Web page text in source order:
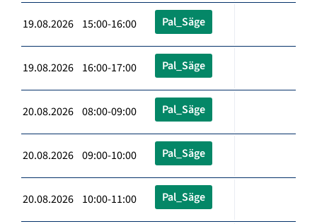
19.08.2026 15:00-16:00 Pal_Säge
19.08.2026 16:00-17:00 Pal_Säge
20.08.2026 08:00-09:00 Pal_Säge
20.08.2026 09:00-10:00 Pal_Säge
20.08.2026 10:00-11:00 Pal_Säge